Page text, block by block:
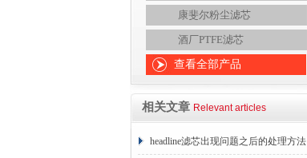
康斐尔粉尘滤芯
酒厂PTFE滤芯
查看全部产品
相关文章 Relevant articles
headline滤芯出现问题之后的处理方法